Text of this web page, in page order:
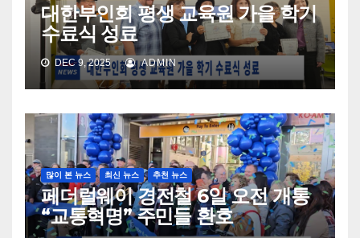
대한부인회 평생 교육원 가을 학기
수료식 성료
DEC 9, 2025 ADMIN
많이 본 뉴스 최신 뉴스 추천 뉴스
페더럴웨이 경전철 6일 오전 개통
“교통혁명” 주민들 환호